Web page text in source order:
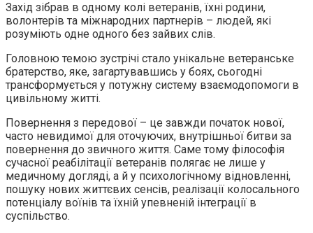
Захід зібрав в одному колі ветеранів, їхні родини,
волонтерів та міжнародних партнерів – людей, які
розуміють одне одного без зайвих слів.
Головною темою зустрічі стало унікальне ветеранське
братерство, яке, загартувавшись у боях, сьогодні
трансформується у потужну систему взаємодопомоги в
цивільному житті.
Повернення з передової – це завжди початок нової,
часто невидимої для оточуючих, внутрішньої битви за
повернення до звичного життя. Саме тому філософія
сучасної реабілітації ветеранів полягає не лише у
медичному догляді, а й у психологічному відновленні,
пошуку нових життєвих сенсів, реалізації колосального
потенціалу воїнів та їхній упевненій інтеграції в
суспільство.